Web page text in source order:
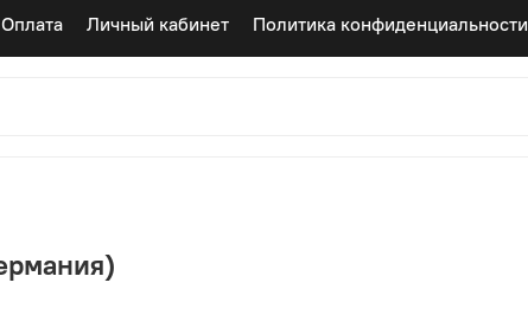
Оплата Личный кабинет Политика конфиденциальности